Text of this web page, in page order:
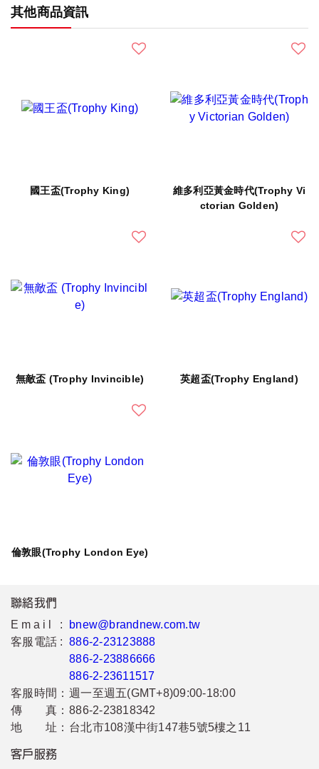
其他商品資訊
國王盃(Trophy King)
維多利亞黃金時代(Trophy Vi
ctorian Golden)
無敵盃 (Trophy Invincible) 英超盃(Trophy England)
倫敦眼(Trophy London Eye)
聯絡我們
Email :
bnew@brandnew.com.tw
客服電話 : 886-2-23123888
886-2-23886666
886-2-23611517
客服時間： 週一至週五(GMT+8)09:00-18:00
傳 真： 886-2-23818342
地 址： 台北市108漢中街147巷5號5樓之11
客戶服務